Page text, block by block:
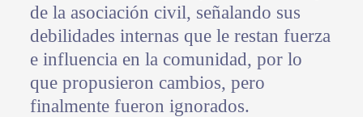
de la asociación civil, señalando sus
debilidades internas que le restan fuerza
e influencia en la comunidad, por lo
que propusieron cambios, pero
finalmente fueron ignorados.